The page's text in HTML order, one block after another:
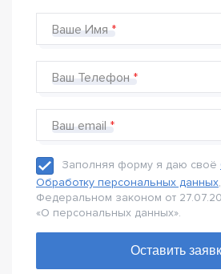
Ваше Имя
Ваш Телефон
Ваш email
Заполняя форму я даю своё
Обработку персональных данных
Федеральном законом от
«О персональных данных».